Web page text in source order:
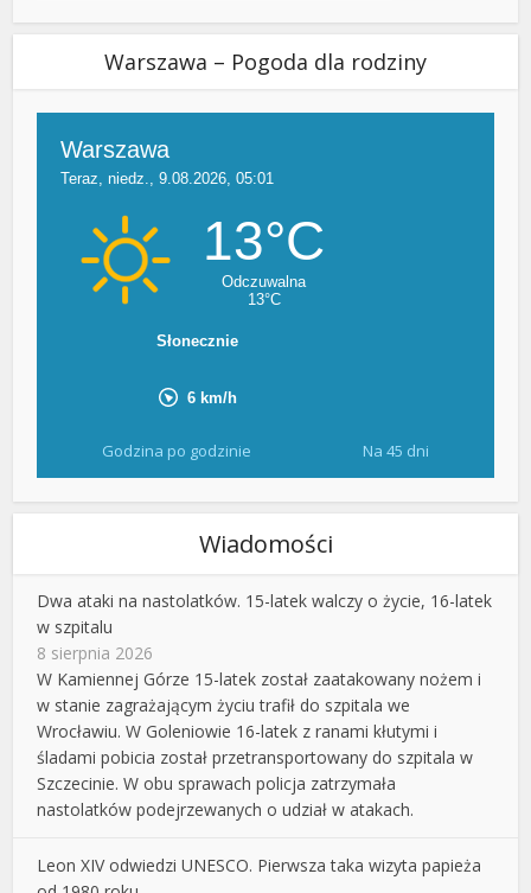
Warszawa – Pogoda dla rodziny
Godzina po godzinie Na 45 dni
Wiadomości
Dwa ataki na nastolatków. 15-latek walczy o życie, 16-latek
w szpitalu
8 sierpnia 2026
W Kamiennej Górze 15-latek został zaatakowany nożem i
w stanie zagrażającym życiu trafił do szpitala we
Wrocławiu. W Goleniowie 16-latek z ranami kłutymi i
śladami pobicia został przetransportowany do szpitala w
Szczecinie. W obu sprawach policja zatrzymała
nastolatków podejrzewanych o udział w atakach.
Leon XIV odwiedzi UNESCO. Pierwsza taka wizyta papieża